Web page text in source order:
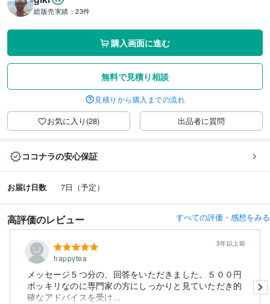
総販売実績： 23件
購入画面に進む
無料で見積り相談
見積りから購入までの流れ
お気に入り(28) 出品者に質問
ココナラの安心保証
お届け日数 7日（予定）
高評価のレビュー すべての評価・感想をみる
happytea
3年以上前
メッセージ５つ分の、回答をいただきました。５００円
ポッキリなのに専門家の方にしっかりと見ていただき的
確なアドバイスを受け...